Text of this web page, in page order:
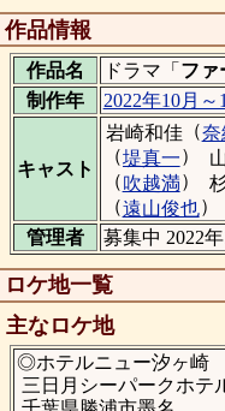
作品情報
作品名 ドラマ「 ファ
制作年
2022年10月～
キャスト
岩崎和佳（奈
（堤真一）
（吹越満）
（遠山俊也）
管理者
募集中 2022
ロケ地一覧
主なロケ地
◎ホテルニュー汐ヶ崎
三日月シーパークホテ